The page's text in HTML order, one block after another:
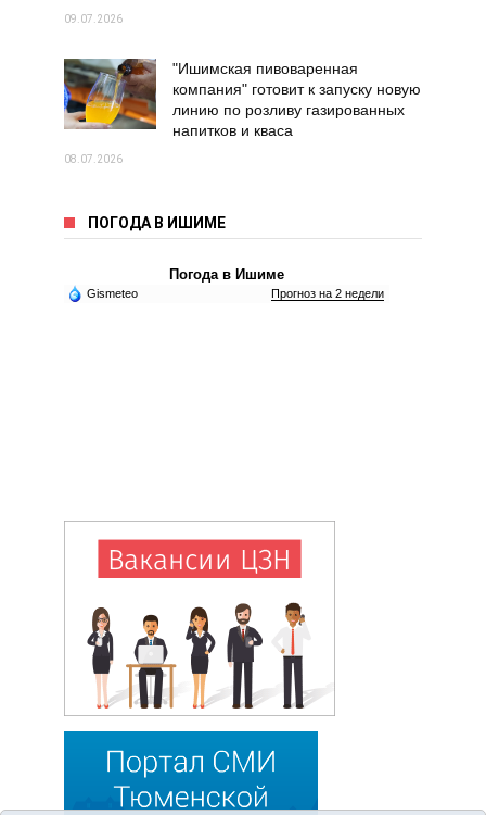
09.07.2026
"Ишимская пивоваренная
компания" готовит к запуску новую
линию по розливу газированных
напитков и кваса
08.07.2026
ПОГОДА В ИШИМЕ
Погода в Ишиме
Gismeteo Прогноз на 2 недели